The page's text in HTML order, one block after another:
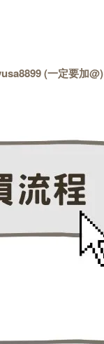
(一定要加@)